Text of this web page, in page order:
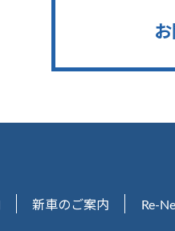
新車のご案内 Re-